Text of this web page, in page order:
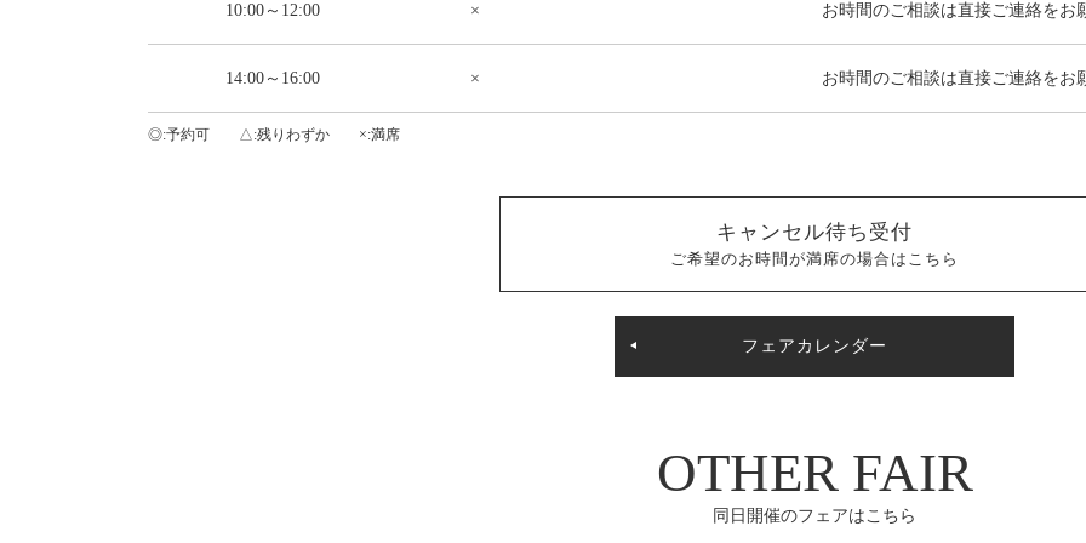
10:00～12:00 × お時間のご相談は直接ご連絡をお
14:00～16:00 × お時間のご相談は直接ご連絡をお
◎ 予約可 △ 残りわずか × 満席
キャンセル待ち受付
ご希望のお時間が満席の場合はこちら
フェアカレンダー
OTHER FAIR
同日開催のフェアはこちら